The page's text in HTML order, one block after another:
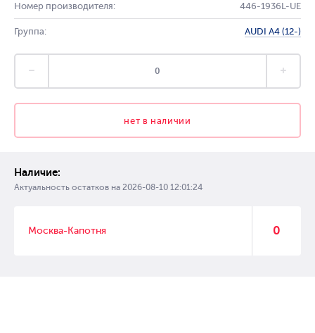
Номер производителя: 446-1936L-UE
Группа: AUDI A4 (12-)
нет в наличии
Наличие:
Актуальность остатков на 2026-08-10 12:01:24
Москва-Капотня 0